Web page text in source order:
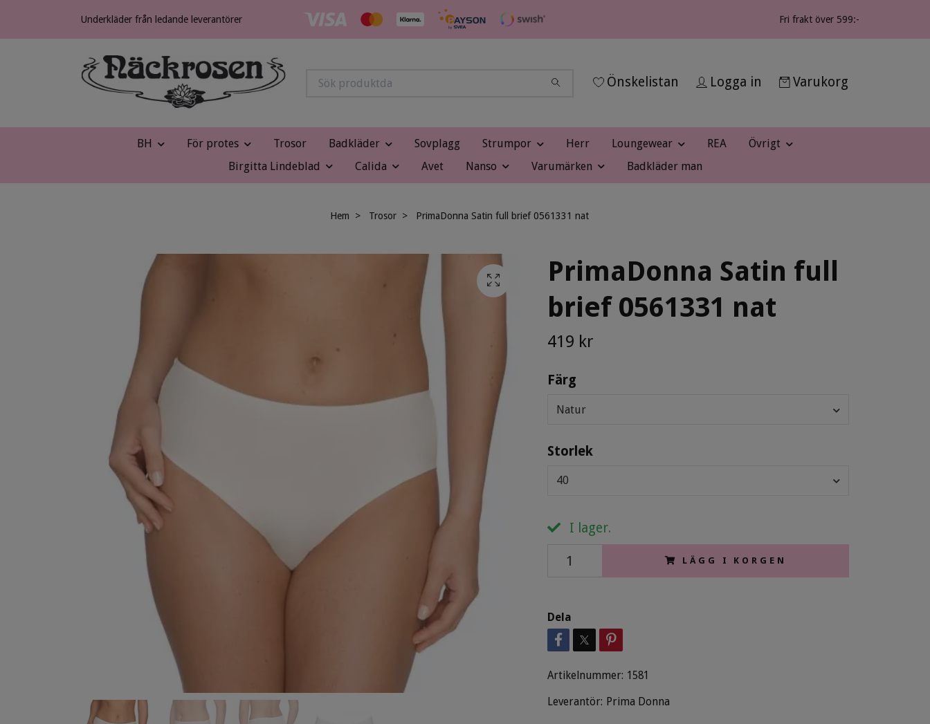
Underkläder från ledande leverantörer Fri frakt över 599:-
Önskelistan Logga in Varukorg
BH För protes Trosor Badkläder Sovplagg Strumpor Herr Loungewear REA
Övrigt
Birgitta Lindeblad
Calida Avet Nanso Varumärken Badkläder man
Hem Trosor PrimaDonna Satin full brief 0561331 nat
PrimaDonna Satin full
brief 0561331 nat
419 kr
Färg
Natur
Storlek
40
I lager.
LÄGG I KORGEN
Dela
Artikelnummer: 1581
Leverantör: Prima Donna